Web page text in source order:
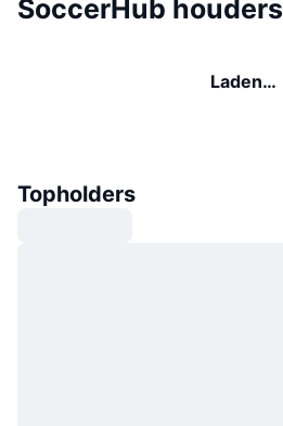
SoccerHub houders
Laden…
Topholders